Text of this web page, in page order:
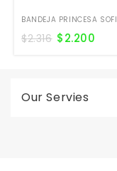
BANDEJA PRINCESA
$2.316 $2.200
Our Servies